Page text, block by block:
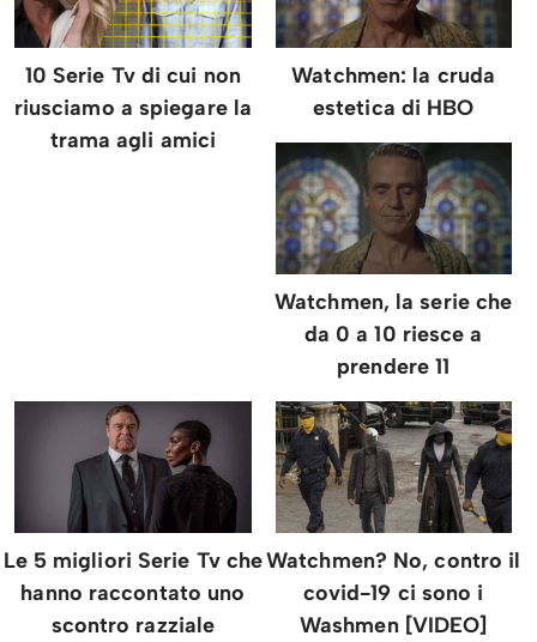
10 Serie Tv di cui non
riusciamo a spiegare la
trama agli amici
Watchmen: la cruda
estetica di HBO
Watchmen, la serie che
da 0 a 10 riesce a
prendere 11
Le 5 migliori Serie Tv che
hanno raccontato uno
scontro razziale
Watchmen? No, contro il
covid-19 ci sono i
Washmen [VIDEO]